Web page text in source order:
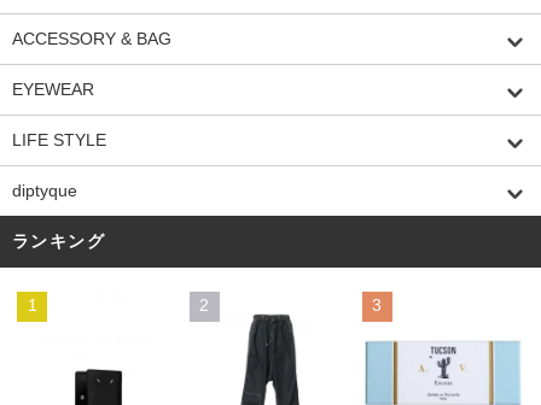
ACCESSORY & BAG
EYEWEAR
LIFE STYLE
diptyque
ランキング
1 2 3